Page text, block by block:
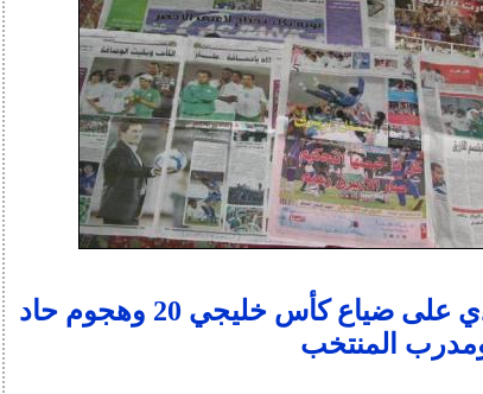
تحسر سعودي على ضياع كأس خليجي 20 وهجوم حاد
المنتخب